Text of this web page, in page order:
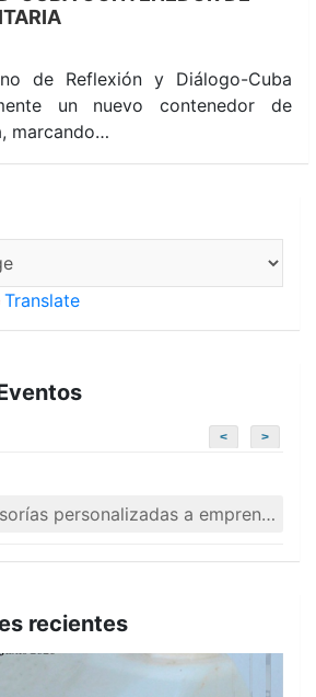
de Reflexión y Diálogo-Cuba
un nuevo contenedor de
marcando…
Translate
< >
personalizadas a emprendedores
recientes